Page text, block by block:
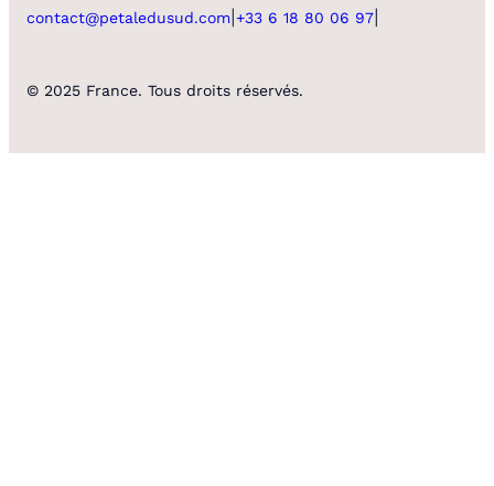
contact@petaledusud.com +33 6 18 80 06 97
© 2025 France. Tous droits réservés.